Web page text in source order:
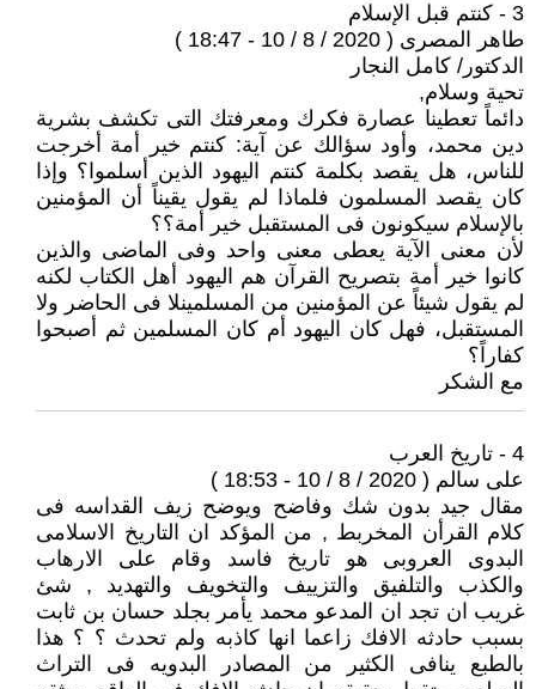
3 - كنتم قبل الإسلام
طاهر المصرى ( 2020 / 8 / 10 - 18:47 )
الدكتور/ كامل النجار
تحية وسلام,
دائماً تعطينا عصارة فكرك ومعرفتك التى تكشف بشرية
دين محمد، وأود سؤالك عن آية: كنتم خير أمة أخرجت
للناس، هل يقصد بكلمة كنتم اليهود الذين أسلموا؟ وإذا
كان يقصد المسلمون فلماذا لم يقول يقيناً أن المؤمنين
بالإسلام سيكونون فى المستقبل خير أمة؟؟
لأن معنى الآية يعطى معنى واحد وفى الماضى والذين
كانوا خير أمة بتصريح القرآن هم اليهود أهل الكتاب لكنه
لم يقول شيئاً عن المؤمنين من المسلمينلا فى الحاضر ولا
المستقبل، فهل كان اليهود أم كان المسلمين ثم أصبحوا
كفاراً؟
مع الشكر
4 - تاريخ العرب
على سالم ( 2020 / 8 / 10 - 18:53 )
مقال جيد بدون شك وفاضح ويوضح زيف القداسه فى
كلام القرأن المخربط , من المؤكد ان التاريخ الاسلامى
البدوى العروبى هو تاريخ فاسد وقام على الارهاب
والكذب والتلفيق والتزييف والتخويف والتهديد , شئ
غريب ان تجد ان المدعو محمد يأمر بجلد حسان بن ثابت
بسبب حادثه الافك زاعما انها كاذبه ولم تحدث ؟ ؟ هذا
بالطبع ينافى الكثير من المصادر البدويه فى التراث